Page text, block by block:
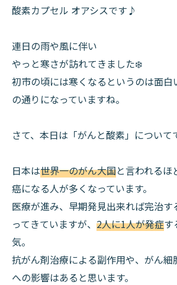
酸素カプセル オアシスです♪
連日の雨や風に伴い
やっと寒さが訪れてきました❄️
初市の頃には寒くなるというのは面白
の通りになっていますね。
さて、本日は「がんと酸素」について
日本は世界一のがん大国と言われるほ
癌になる人が多くなっています。
医療が進み、早期発見出来れば完治す
ってきていますが、 2人に1人が発症す
気。
抗がん剤治療による副作用や、がん細
への影響はあると思います。